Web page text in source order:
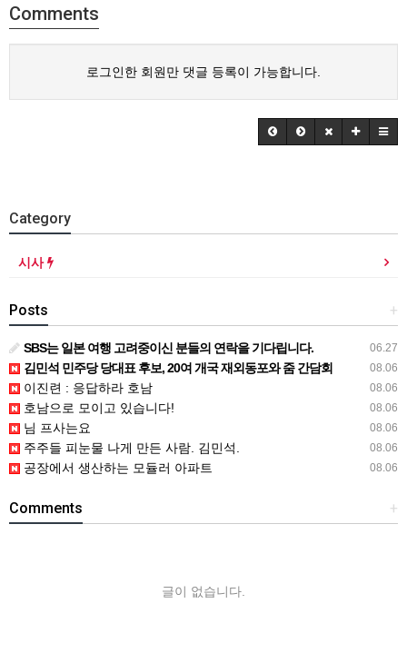
Comments
로그인한 회원만 댓글 등록이 가능합니다.
Category
시사
+
Posts
06.27
SBS는 일본 여행 고려중이신 분들의 연락을 기다립니다.
08.06
김민석 민주당 당대표 후보, 20여 개국 재외동포와 줌 간담회
08.06
이진련 : 응답하라 호남
08.06
호남으로 모이고 있습니다!
08.06
님 프사는요
08.06
주주들 피눈물 나게 만든 사람. 김민석.
08.06
공장에서 생산하는 모듈러 아파트
+
Comments
글이 없습니다.